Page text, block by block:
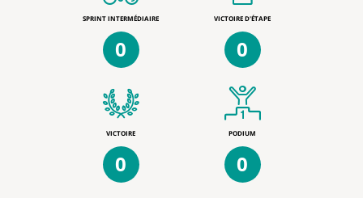
SPRINT INTERMÉDIAIRE
0
VICTOIRE D'ÉTAPE
0
VICTOIRE
0
PODIUM
0